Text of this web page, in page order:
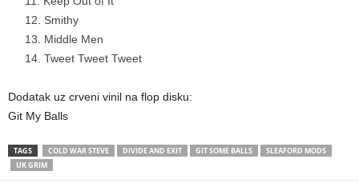
Smithy
Middle Men
Tweet Tweet Tweet
Dodatak uz crveni vinil na flop disku:
Git My Balls
TAGS COLD WAR STEVE DIVIDE AND EXIT GIT SOME BALLS
SLEAFORD MODS
UK GRIM